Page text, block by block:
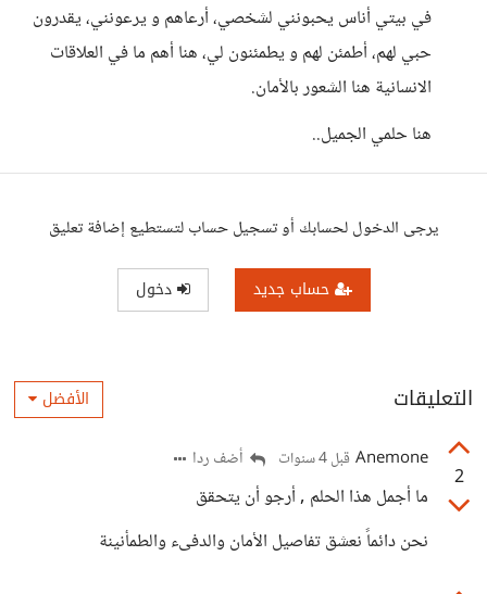
في بيتي أناس يحبونني لشخصي، أرعاهم و يرعونني، يقدرون
حبي لهم، أطمئن لهم و يطمئنون لي، هنا أهم ما في العلاقات
الانسانية هنا الشعور بالأمان.
هنا حلمي الجميل..
يرجى الدخول لحسابك أو تسجيل حساب لتستطيع إضافة تعليق
حساب جديد دخول
التعليقات الأفضل
2
Anemone قبل 4 سنوات أضف ردا
ما أجمل هذا الحلم , أرجو أن يتحقق
نحن دائماً نعشق تفاصيل الأمان والدفىء والطمأنينة